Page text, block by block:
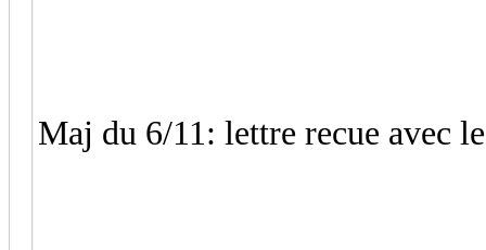
Maj du 6/11: lettre recue avec